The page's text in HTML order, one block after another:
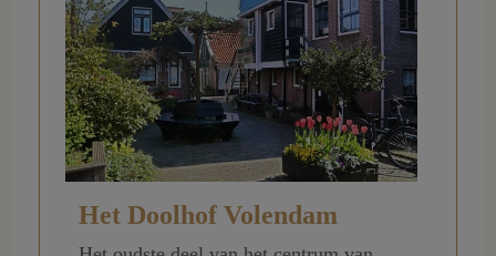
Het Doolhof Volendam